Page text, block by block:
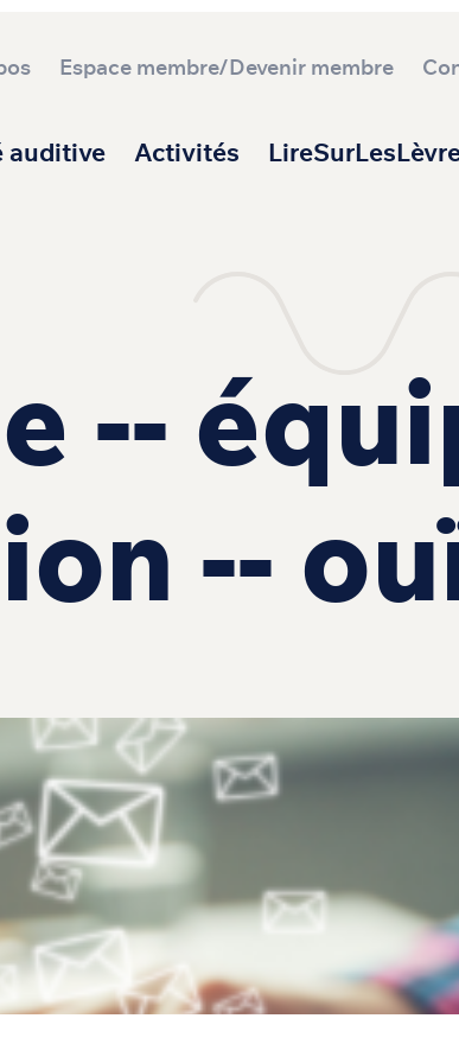
Espace membre/Devenir membre
auditive Activités
--
--